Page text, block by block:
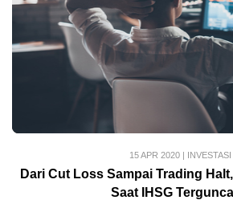
15 APR 2020| INVESTASI
Dari Cut Loss Sampai Trading
Saat IHSG